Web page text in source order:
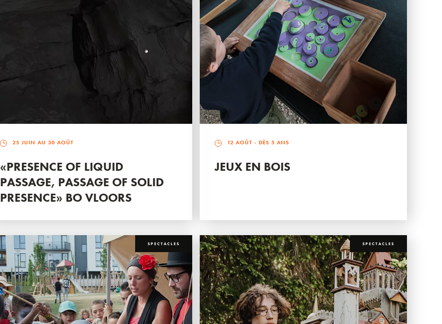
25 JUIN AU 30 AOÛT
«PRESENCE OF LIQUID
PASSAGE, PASSAGE OF SOLID
PRESENCE» BO VLOORS
12 AOÛT - DÈS 5 ANS
JEUX EN BOIS
SPECTACLES SPECTACLES